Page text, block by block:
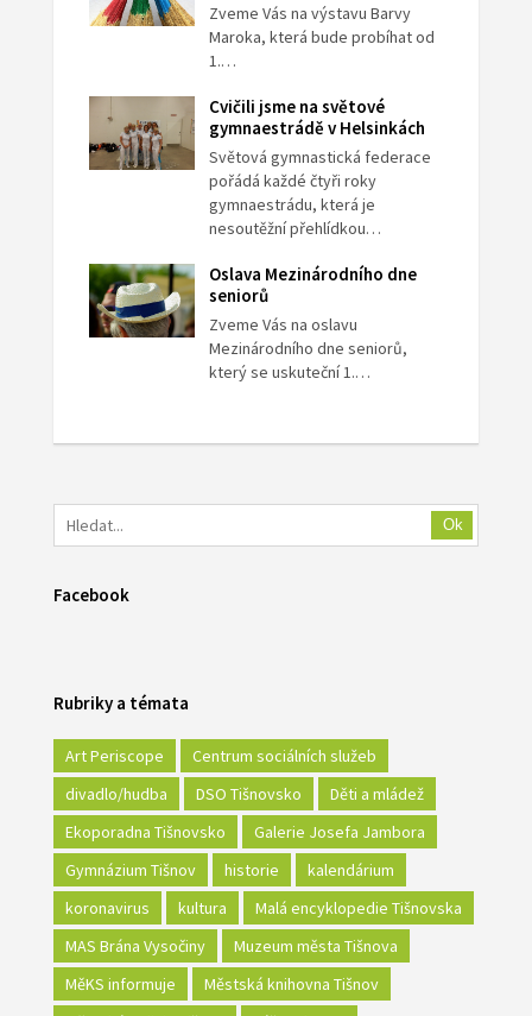
Zveme Vás na výstavu Barvy
Maroka, která bude probíhat od
1.…
Cvičili jsme na světové
gymnaestrádě v Helsinkách
Světová gymnastická federace
pořádá každé čtyři roky
gymnaestrádu, která je
nesoutěžní přehlídkou…
Oslava Mezinárodního dne
seniorů
Zveme Vás na oslavu
Mezinárodního dne seniorů,
který se uskuteční 1.…
Ok
Facebook
Rubriky a témata
Art Periscope
Centrum sociálních služeb
divadlo/hudba
DSO Tišnovsko
Děti a mládež
Ekoporadna Tišnovsko
Galerie Josefa Jambora
Gymnázium Tišnov
historie
kalendárium
koronavirus
kultura
Malá encyklopedie Tišnovska
MAS Brána Vysočiny
Muzeum města Tišnova
MěKS informuje
Městská knihovna Tišnov